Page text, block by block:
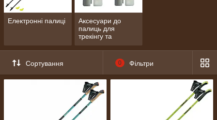
Електронні палиці
Аксесуари до
палиць для
трекінгу та
ходьби
Сортування
0 Фільтри